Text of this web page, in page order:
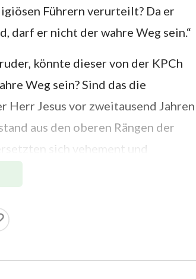
Führern verurteilt? Da er
darf er nicht der wahre Weg sein.“
könnte dieser von der KPCh
Weg sein? Sind das die
Herr Jesus vor zweitausend Jahren
aus den oberen Rängen der
sich vehement und
Ihn. Können wir also sagen, dass
nicht der wahre Weg war?
nicht auch das Werk des Herrn
wären, als der Herr Jesus